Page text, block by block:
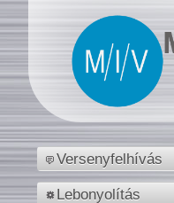
Versenyfelhívás
Lebonyolítás